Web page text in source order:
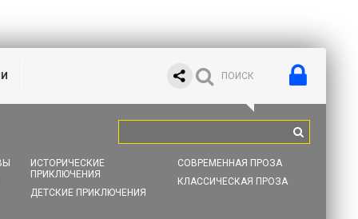
ИСТОРИЧЕСКИЕ
ПРИКЛЮЧЕНИЯ
ДЕТСКИЕ ПРИКЛЮЧЕНИЯ
СОВРЕМЕННАЯ ПРОЗА
КЛАССИЧЕСКАЯ ПРОЗА